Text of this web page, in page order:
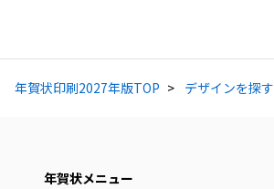
年賀状印刷2027年版TOP デザインを探す
年賀状メニュー